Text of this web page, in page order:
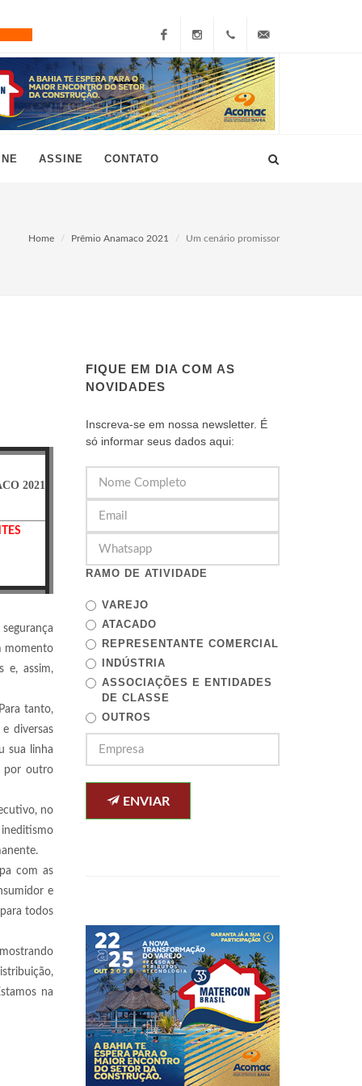
FacebookInstagram
+55
(11)
grau10@grau10.com.br
ASSINE CONTATO
Home Prêmio Anamaco 2021 Um cenário promissor
2021
momento
e, assim,
tanto,
diversas
sua linha
por outro
no
com as
e
todos
na
FIQUE EM DIA COM AS
NOVIDADES
Inscreva-se em nossa newsletter. É
só informar seus dados aqui:
RAMO DE ATIVIDADE
VAREJO
ATACADO
REPRESENTANTE COMERCIAL
INDÚSTRIA
ASSOCIAÇÕES E ENTIDADES
DE CLASSE
OUTROS
ENVIAR